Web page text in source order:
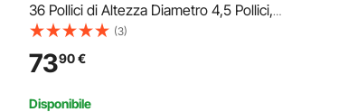
36 Pollici di Altezza Diametro 4,5 Pollici,
Dissuasore di Sicurezza in Acciaio Giallo,
Bulloni di Ancoraggio, Perfetto per Aree
Sensibili al Traffico
(3)
7390€
Disponibile